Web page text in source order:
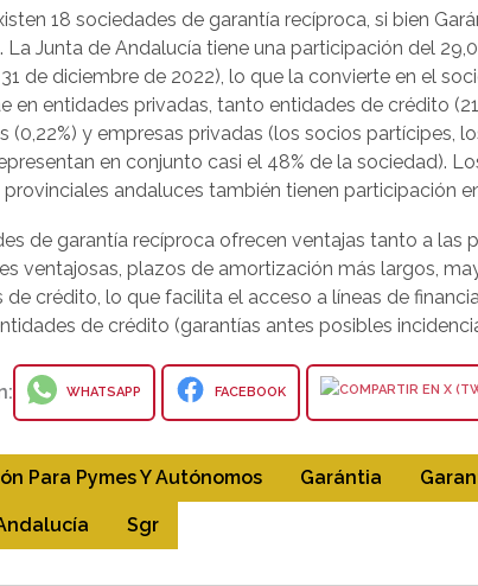
18 sociedades de garantía recíproca, si bien
La Junta de Andalucía tiene una participación del
de diciembre de 2022), lo que la convierte en el
en entidades privadas, tanto entidades de crédito
(0,22%) y empresas privadas (los socios partícipes,
en conjunto casi el 48% de la sociedad).
andaluces también tienen participación
de garantía recíproca ofrecen ventajas tanto a las
ventajosas, plazos de amortización más largos,
de crédito, lo que facilita el acceso a líneas de
de crédito (garantías antes posibles
WHATSAPP FACEBOOK
Para Pymes Y Autónomos Garántia
Sgr